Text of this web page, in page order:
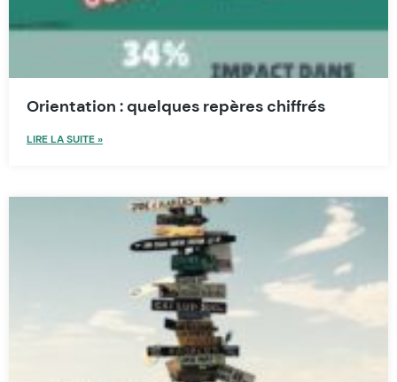
Orientation : quelques repères chiffrés
LIRE LA SUITE »